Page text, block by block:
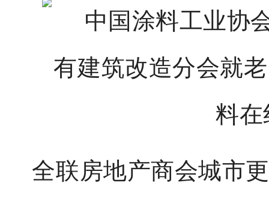
全联房地产商会城市